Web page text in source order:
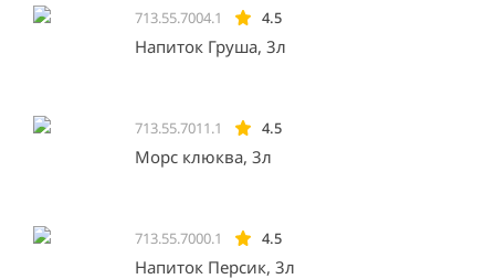
713.55.7004.1 4.5
Напиток Груша, 3л
713.55.7011.1 4.5
Морс клюква, 3л
713.55.7000.1 4.5
Напиток Персик, 3л